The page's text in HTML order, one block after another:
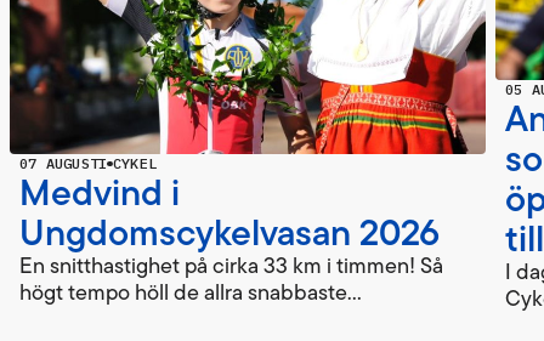
07 AUGUSTI CYKEL
Medvind i
Ungdomscykelvasan 2026
En snitthastighet på cirka 33 km i timmen! Så
högt tempo höll de allra snabbaste...
05
I